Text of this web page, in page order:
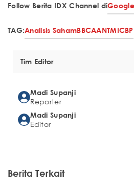
Follow Berita IDX Channel di
TAG:Analisis SahamBBCAANTMICBP
Tim Editor
Madi Supanji
Reporter
Madi Supanji
Editor
Berita Terkait